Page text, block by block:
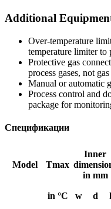
Additional
Over-temperature
temperature limiter to
Protective gas
process gases, not
Manual or automatic
Process control and
package for
Спецификации
Model Tmax
Inner
in mm
in °C w d